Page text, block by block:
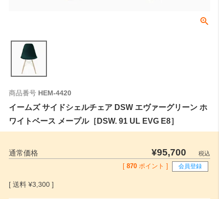
商品番号 HEM-4420
イームズ サイドシェルチェア DSW エヴァーグリーン ホ
ワイトベース メープル［DSW. 91 UL EVG E8］
通常価格 ¥95,700
税込
870 ポイント ] 会員登録
¥3,300